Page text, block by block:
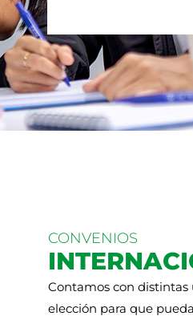
CONVENIOS
Contamos con distintas
elección para que